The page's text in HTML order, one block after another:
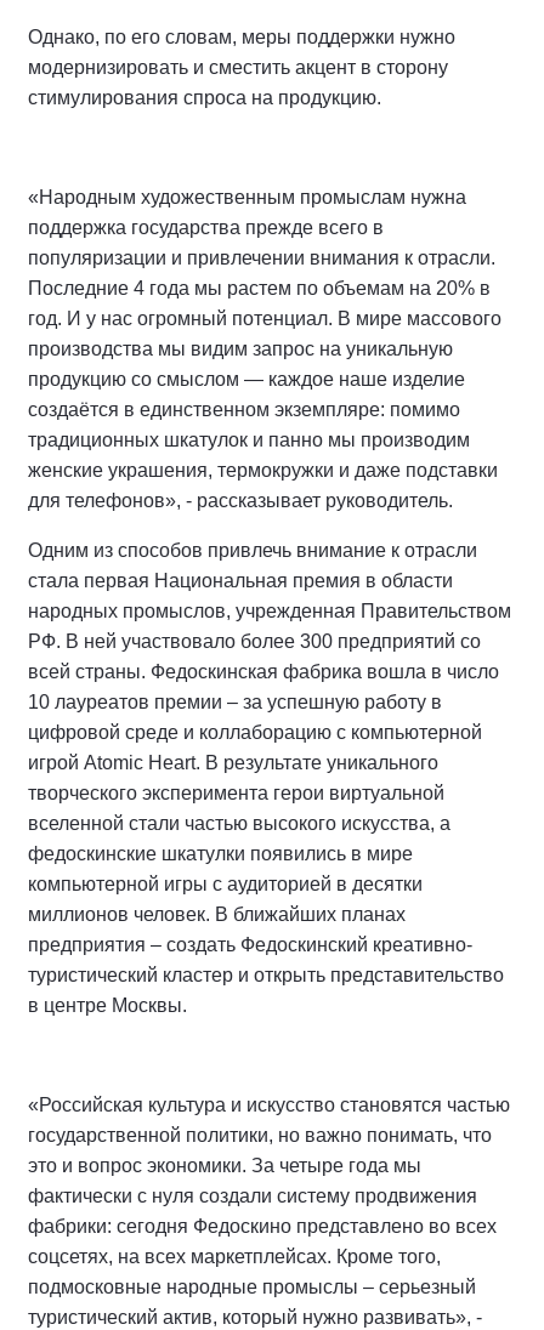
Однако, по его словам, меры поддержки нужно
модернизировать и сместить акцент в сторону
стимулирования спроса на продукцию.
«Народным художественным промыслам нужна
поддержка государства прежде всего в
популяризации и привлечении внимания к отрасли.
Последние 4 года мы растем по объемам на 20% в
год. И у нас огромный потенциал. В мире массового
производства мы видим запрос на уникальную
продукцию со смыслом — каждое наше изделие
создаётся в единственном экземпляре: помимо
традиционных шкатулок и панно мы производим
женские украшения, термокружки и даже подставки
для телефонов», - рассказывает руководитель.
Одним из способов привлечь внимание к отрасли
стала первая Национальная премия в области
народных промыслов, учрежденная Правительством
РФ. В ней участвовало более 300 предприятий со
всей страны. Федоскинская фабрика вошла в число
10 лауреатов премии – за успешную работу в
цифровой среде и коллаборацию с компьютерной
игрой Atomic Heart. В результате уникального
творческого эксперимента герои виртуальной
вселенной стали частью высокого искусства, а
федоскинские шкатулки появились в мире
компьютерной игры с аудиторией в десятки
миллионов человек. В ближайших планах
предприятия – создать Федоскинский креативно-
туристический кластер и открыть представительство
в центре Москвы.
«Российская культура и искусство становятся частью
государственной политики, но важно понимать, что
это и вопрос экономики. За четыре года мы
фактически с нуля создали систему продвижения
фабрики: сегодня Федоскино представлено во всех
соцсетях, на всех маркетплейсах. Кроме того,
подмосковные народные промыслы – серьезный
туристический актив, который нужно развивать», -